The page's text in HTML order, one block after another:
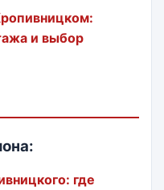
и выбор
где